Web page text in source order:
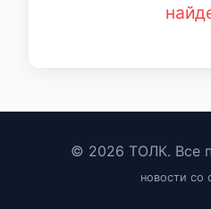
© 2026 ТОЛК. Все
новости со